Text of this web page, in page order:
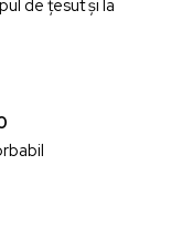
de țesut și la